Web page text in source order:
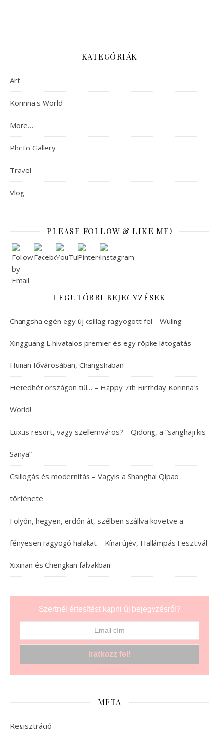
KATEGÓRIÁK
Art
Korinna's World
More…
Photo Gallery
Travel
Vlog
PLEASE FOLLOW & LIKE ME!
LEGUTÓBBI BEJEGYZÉSEK
Changsha egén egy új csillag ragyogott fel – Wuling
Xingguang L hivatalos premier és egy röpke látogatás
Hunan fővárosában, Changshaban
Hetedhét országon túl… – Happy 7th Birthday Korinna’s
World!
Luxus resort, vagy szellemváros? – Qidong, a “sanghaji kis
Sanya”
Csillogás és modernitás – Vagyis a Shanghai Qipao
története
Folyón, hegyen, erdőn át, szélben szállva követve a
fényesen ragyogó halakat – Kínai újév, Hallámpás Fesztivál
Xixinan és Chengkan falvakban
Szertnél értesítést kapni új bejegyzésről?
META
Regisztráció